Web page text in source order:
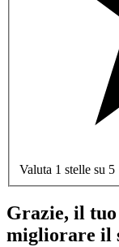
Valuta 1 stelle su 5
Grazie, il
migliorare il